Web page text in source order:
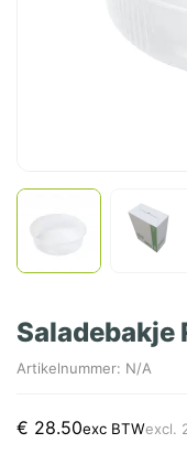
Saladebakje
Artikelnummer: N/A
€ 28.50exc BTWexcl.